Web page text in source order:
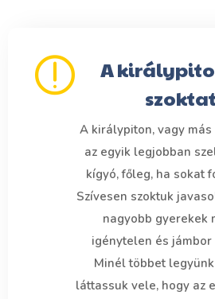
A
A királypiton, vagy
az egyik legjobban
kígyó, főleg, ha sokat
Szívesen szoktuk
nagyobb gyerekek
igénytelen és
Minél többet
láttassuk vele, hogy az